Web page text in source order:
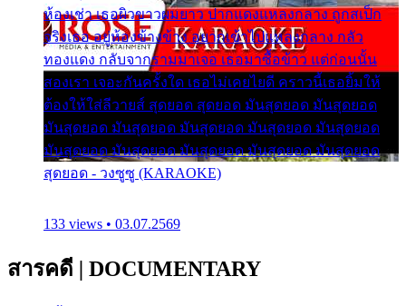
ห้องเช่า เธอผิวขาวผมยาว ปากแดงแหลงกลาง ถูกสเป็ก
จริงเธอ อยู่ห้องข้างข้าง อยากเข้าไปแหลงกลาง กลัว
ทองแดง กลับจากรามมาเจอ เธอมาซื้อข้าว แต่ก่อนนั้น
สองเรา เจอะกันครั้งใด เธอไม่เคยไยดี คราวนี้เธอยิ้มให้
ต้องให้ใส่ลีวายส์ สุดยอด สุดยอด มันสุดยอด มันสุดยอด
มันสุดยอด มันสุดยอด มันสุดยอด มันสุดยอด มันสุดยอด
มันสุดยอด มันสุดยอด มันสุดยอด มันสุดยอด มันสุดยอด
สุดยอด - วงซูซู (KARAOKE)
133 views • 03.07.2569
สารคดี | DOCUMENTARY